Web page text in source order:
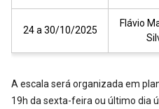
24 a 30/10/2025
Flávio
A escala será organizada em
19h da sexta-feira ou último dia